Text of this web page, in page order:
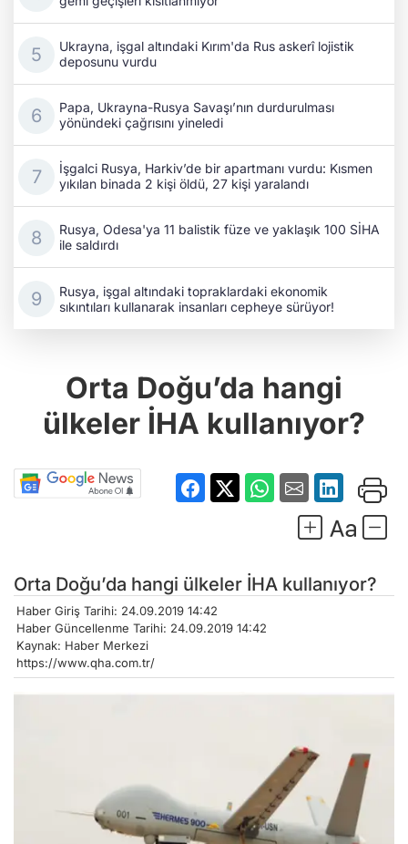
Ukrayna, işgal altındaki Kırım'da Rus askerî lojistik
deposunu vurdu
Papa, Ukrayna-Rusya Savaşı’nın durdurulması
yönündeki çağrısını yineledi
İşgalci Rusya, Harkiv’de bir apartmanı vurdu: Kısmen
yıkılan binada 2 kişi öldü, 27 kişi yaralandı
Rusya, Odesa'ya 11 balistik füze ve yaklaşık 100 SİHA
ile saldırdı
Rusya, işgal altındaki topraklardaki ekonomik
sıkıntıları kullanarak insanları cepheye sürüyor!
Orta Doğu’da hangi
ülkeler İHA kullanıyor?
Orta Doğu’da hangi ülkeler İHA kullanıyor?
Haber Giriş Tarihi: 24.09.2019 14:42
Haber Güncellenme Tarihi: 24.09.2019 14:42
Kaynak: Haber Merkezi
https://www.qha.com.tr/